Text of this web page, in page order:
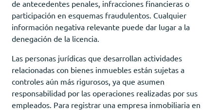
de antecedentes penales, infracciones financieras o
participación en esquemas fraudulentos. Cualquier
información negativa relevante puede dar lugar a la
denegación de la licencia.
Las personas jurídicas que desarrollan actividades
relacionadas con bienes inmuebles están sujetas a
controles aún más rigurosos, ya que asumen
responsabilidad por las operaciones realizadas por sus
empleados. Para registrar una empresa inmobiliaria en